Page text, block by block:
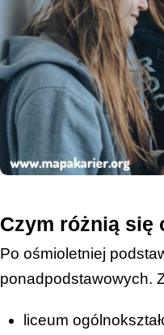
Czym różnią się
Po ośmioletniej
ponadpodstawowych.
liceum